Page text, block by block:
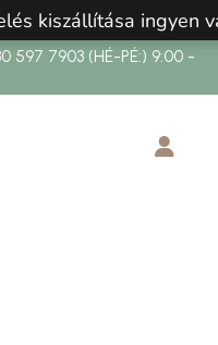
kiszállítása ingyen
597 7903 (HÉ-PÉ:) 9:00 -